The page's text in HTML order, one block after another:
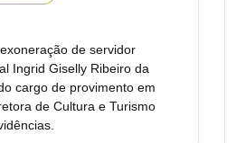
de servidor
Ingrid Giselly Ribeiro da
cargo de provimento em
de Cultura e Turismo